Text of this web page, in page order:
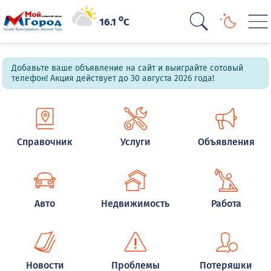
16.1oC
Добавьте ваше объявление на сайт и выиграйте сотовый
телефон! Акция действует до 30 августа 2026 года!
Справочник Услуги Объявления
Авто Недвижимость Работа
Новости Проблемы Потеряшки